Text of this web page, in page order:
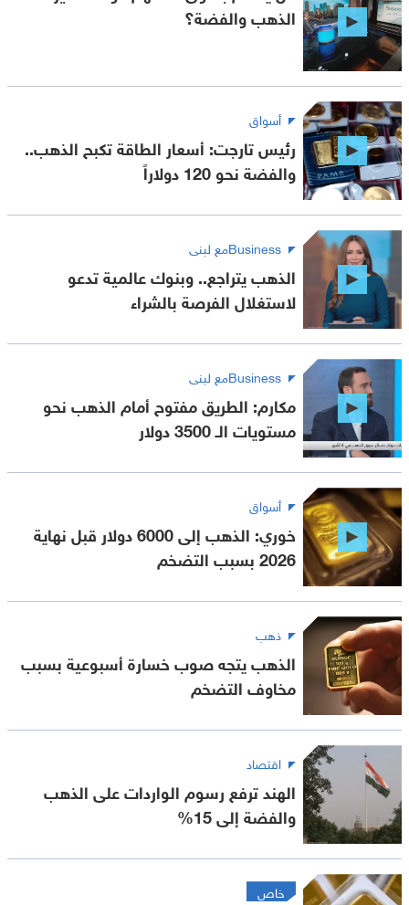
الذهب والفضة؟
أسواق
رئيس تارجت: أسعار الطاقة تكبح الذهب..
والفضة نحو 120 دولاراً
Businessمع لبنى
الذهب يتراجع.. وبنوك عالمية تدعو
لاستغلال الفرصة بالشراء
Businessمع لبنى
مكارم: الطريق مفتوح أمام الذهب نحو
مستويات الـ 3500 دولار
أسواق
خوري: الذهب إلى 6000 دولار قبل نهاية
2026 بسبب التضخم
ذهب
الذهب يتجه صوب خسارة أسبوعية بسبب
مخاوف التضخم
اقتصاد
الهند ترفع رسوم الواردات على الذهب
والفضة إلى 15%
خاص